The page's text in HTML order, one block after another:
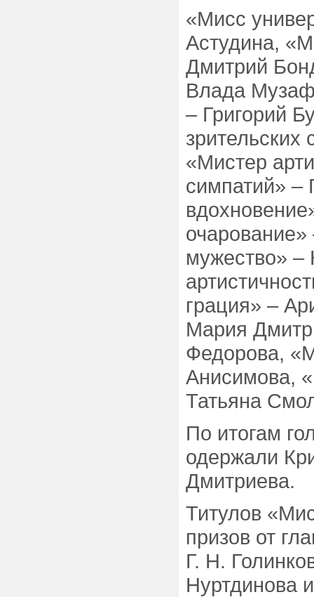
«Мисс
Астудина,
Дмитрий
Влада
– Григорий
«Мистер
симпатий» –
мужество» –
грация» –
Мария
Федорова,
Анисимова,
Татьяна
По итогам
одержали
Дмитриева.
Титулов
призов от
Г. Н.
Нуртдинова